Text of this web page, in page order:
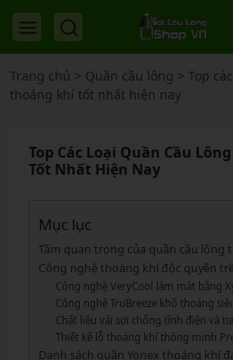
Trang chủ > Quần cầu lông > Top
thoáng khí tốt nhất hiện nay
Top Các Loại Quần Cầu
Tốt Nhất Hiện Nay
Mục lục
Tầm quan trọng của quần cầu lông
Công nghệ thoáng khí độc quyền
Công nghệ VeryCool làm mát bằng
Công nghệ TruBreeze khô thoáng
Chất liệu vải sợi chống tĩnh điện và
Thiết kế lỗ thoáng khí thông minh
Danh sách quần Yonex thoáng khí